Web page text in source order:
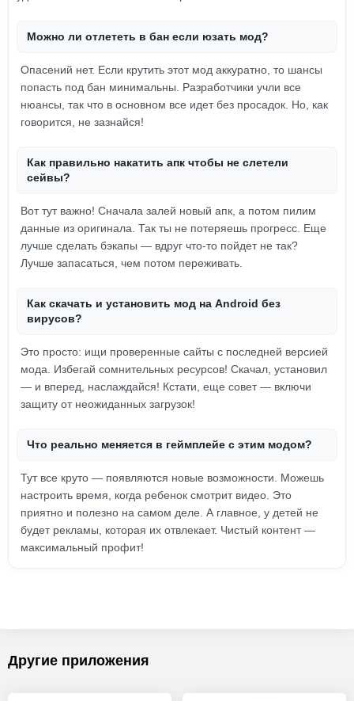
Можно ли отлететь в бан если юзать мод?
Опасений нет. Если крутить этот мод аккуратно, то шансы
попасть под бан минимальны. Разработчики учли все
нюансы, так что в основном все идет без просадок. Но, как
говорится, не зазнайся!
Как правильно накатить апк чтобы не слетели
сейвы?
Вот тут важно! Сначала залей новый апк, а потом пилим
данные из оригинала. Так ты не потеряешь прогресс. Еще
лучше сделать бэкапы — вдруг что-то пойдет не так?
Лучше запасаться, чем потом переживать.
Как скачать и установить мод на Android без
вирусов?
Это просто: ищи проверенные сайты с последней версией
мода. Избегай сомнительных ресурсов! Скачал, установил
— и вперед, наслаждайся! Кстати, еще совет — включи
защиту от неожиданных загрузок!
Что реально меняется в геймплейе с этим модом?
Тут все круто — появляются новые возможности. Можешь
настроить время, когда ребенок смотрит видео. Это
приятно и полезно на самом деле. А главное, у детей не
будет рекламы, которая их отвлекает. Чистый контент —
максимальный профит!
Другие приложения